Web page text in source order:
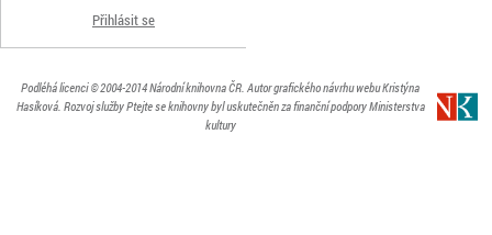
Přihlásit se
Podléhá licenci© 2004-2014Národní knihovna ČR. Autor grafického návrhu webu Kristýna
Hasíková. Rozvoj služby Ptejte se knihovny byl uskutečněn za finanční podpory Ministerstva
kultury